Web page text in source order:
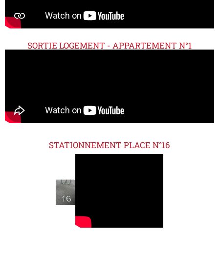
SORTIE LOGEMENT - APPARTEMENT N°1
STATIONNEMENT PLACE N°16